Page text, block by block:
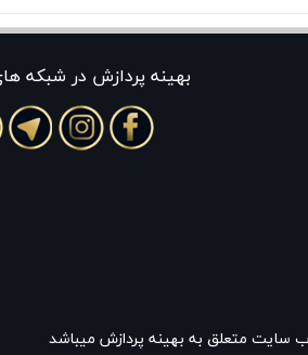
بهينه پردازش در شبکه
سایت متعلق به بهینه پردازش میباشد